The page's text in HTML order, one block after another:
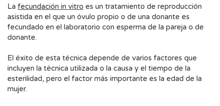
La fecundación in vitro
asistida en el que un óvulo propio o de una donante es
fecundado en el laboratorio con esperma de la pareja o de
donante.
El éxito de esta técnica depende de varios factores que
incluyen la técnica utilizada o la causa y el tiempo de la
esterilidad, pero el factor más importante es la edad de la
mujer.